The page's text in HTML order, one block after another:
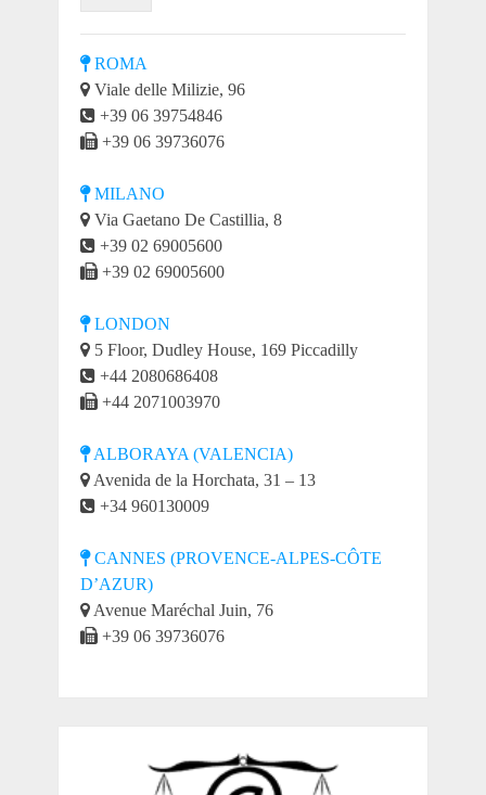
ROMA
Viale delle Milizie, 96
+39 06 39754846
+39 06 39736076
MILANO
Via Gaetano De Castillia, 8
+39 02 69005600
+39 02 69005600
LONDON
5 Floor, Dudley House, 169 Piccadilly
+44 2080686408
+44 2071003970
ALBORAYA (VALENCIA)
Avenida de la Horchata, 31 – 13
+34 960130009
CANNES (PROVENCE-ALPES-CÔTE
D’AZUR)
Avenue Maréchal Juin, 76
+39 06 39736076